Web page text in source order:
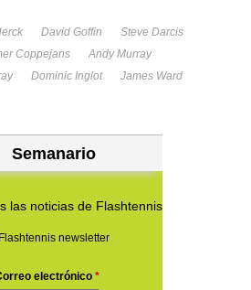
David Goffin
Steve Darcis
Coppejans
Andy Murray
Dominic Inglot James Ward
Semanario
las noticias de Flashtennis
Flashtennis newsletter
electrónico *